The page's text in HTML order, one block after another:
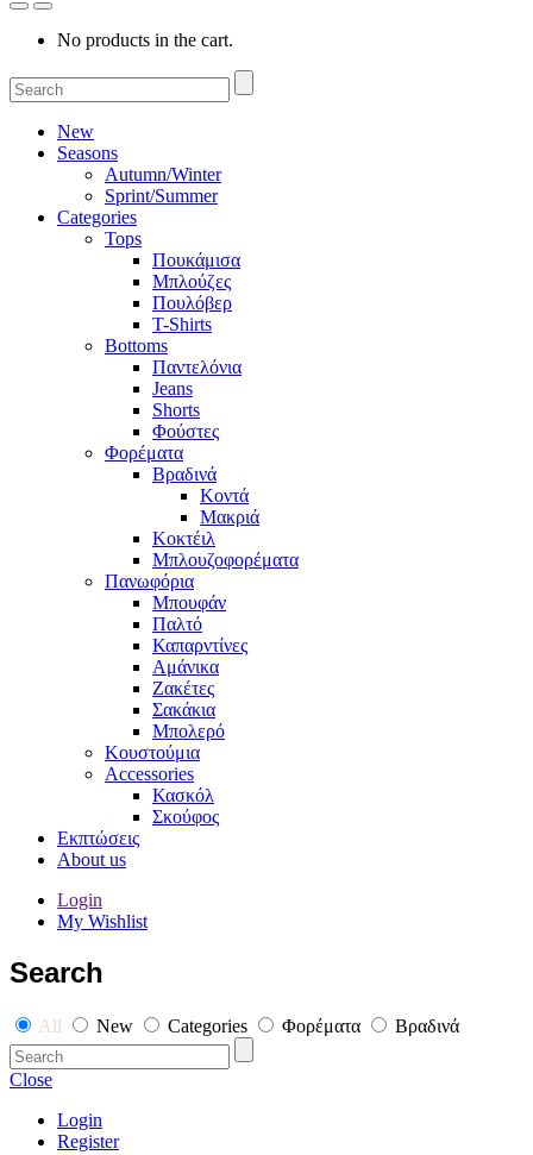
No products in the cart.
New
Seasons
Autumn/Winter
Sprint/Summer
Categories
Tops
Πουκάμισα
Μπλούζες
Πουλόβερ
T-Shirts
Bottoms
Παντελόνια
Jeans
Shorts
Φούστες
Φορέματα
Βραδινά
Κοντά
Μακριά
Κοκτέιλ
Μπλουζοφορέματα
Πανωφόρια
Μπουφάν
Παλτό
Καπαρντίνες
Αμάνικα
Ζακέτες
Σακάκια
Μπολερό
Κουστούμια
Accessories
Κασκόλ
Σκούφος
Εκπτώσεις
About us
Login
My Wishlist
Search
All New Categories Φορέματα Βραδινά
Close
Login
Register